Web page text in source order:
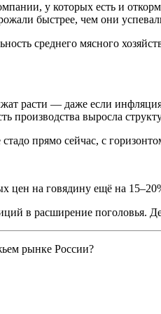
у которых есть и
быстрее, чем они
среднего мясного
расти — даже если
производства выросла
прямо сейчас, с
цен на говядину ещё на
в расширение поголовья.
рынке России?